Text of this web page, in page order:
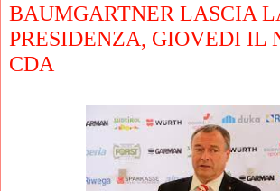
BAUMGARTNER LASCIA
PRESIDENZA, GIOVEDI IL
CDA